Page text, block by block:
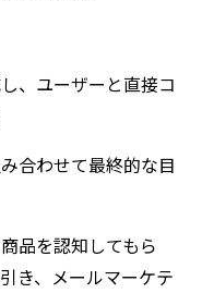
、ユーザーと直接コ
合わせて最終的な目
品を認知してもら
き、メールマーケテ